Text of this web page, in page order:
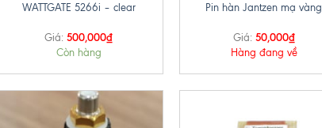
WATTGATE 5266i – clear
Giá: 500,000₫
Còn hàng
Pin hàn Jantzen mạ vàng
Giá: 50,000₫
Hàng đang về